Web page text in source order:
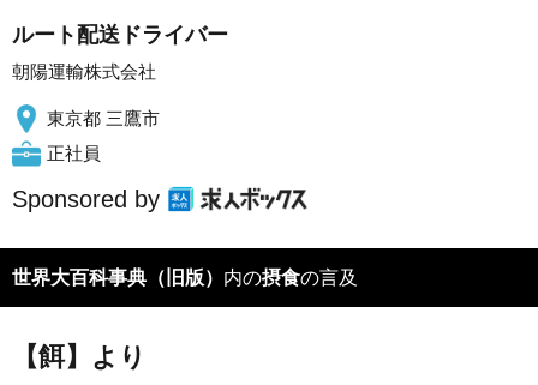
ルート配送ドライバー
朝陽運輸株式会社
東京都 三鷹市
正社員
Sponsored by
世界大百科事典（旧版） 内の摂食の言及
【餌】より